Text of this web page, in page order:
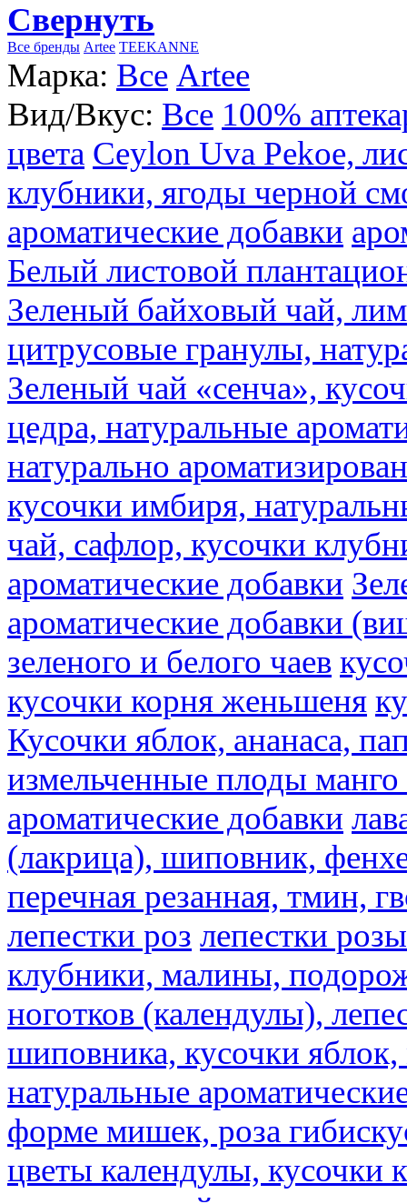
Свернуть
Все бренды Artee TEEKANNE
Марка: Все Artee
Вид/Вкус: Все 100%
цвета Ceylon Uva Pekoe,
клубники, ягоды черной
ароматические добавки
Белый листовой
Зеленый байховый чай,
цитрусовые гранулы,
Зеленый чай «сенча»,
цедра, натуральные
натурально
кусочки имбиря,
чай, сафлор, кусочки
ароматические добавки
ароматические добавки
зеленого и белого чаев
кусочки корня женьшеня
Кусочки яблок, ананаса,
измельченные плоды
ароматические добавки
(лакрица), шиповник,
перечная резанная, тмин,
лепестки роз лепестки розы
клубники, малины,
ноготков (календулы),
шиповника, кусочки
натуральные
форме мишек, роза
цветы календулы, кусочки